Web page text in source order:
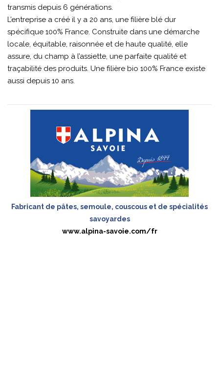
transmis depuis 6 générations.
L’entreprise a créé il y a 20 ans, une filière blé dur
spécifique 100% France. Construite dans une démarche
locale, équitable, raisonnée et de haute qualité, elle
assure, du champ à l’assiette, une parfaite qualité et
traçabilité des produits. Une filière bio 100% France existe
aussi depuis 10 ans.
Fabricant de pâtes, semoule, couscous et de spécialités
savoyardes
www.alpina-savoie.com/fr